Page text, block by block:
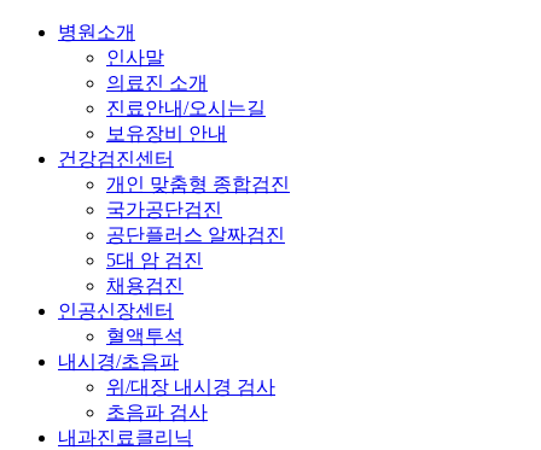
병원소개
인사말
의료진 소개
진료안내/오시는길
보유장비 안내
건강검진센터
개인 맞춤형 종합검진
국가공단검진
공단플러스 알짜검진
5대 암 검진
채용검진
인공신장센터
혈액투석
내시경/초음파
위/대장 내시경 검사
초음파 검사
내과진료클리닉